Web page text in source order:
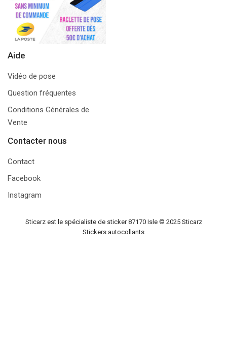
Aide
Vidéo de pose
Question fréquentes
Conditions Générales de
Vente
Contacter nous
Contact
Facebook
Instagram
Sticarz est le spécialiste de sticker 87170 Isle © 2025 Sticarz
Stickers autocollants